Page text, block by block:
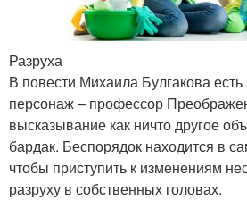
Разруха
В повести Михаила Булгакова
персонаж – профессор
высказывание как ничто другое
бардак. Беспорядок находится в
чтобы приступить к изменениям
разруху в собственных головах.